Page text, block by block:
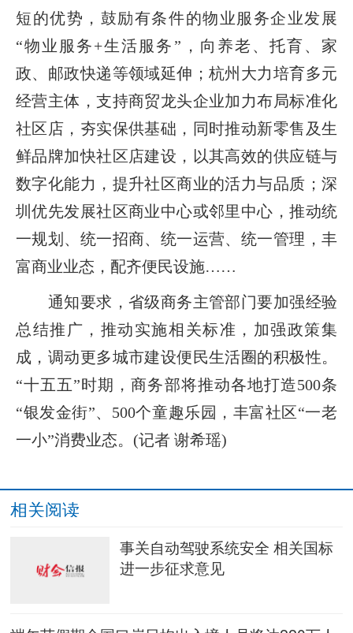
短的优势，鼓励有条件的物业服务企业发展
“物业服务+生活服务”，向养老、托育、家
政、邮政快递等领域延伸；杭州大力培育多元
经营主体，支持商贸龙头企业加力布局标准化
社区店，夯实保供基础，同时推动新零售及生
鲜品牌加快社区店建设，以其高效的供应链与
数字化能力，提升社区商业的活力与品质；深
圳优先发展社区商业中心或邻里中心，推动统
一规划、统一招商、统一运营、统一管理，丰
富商业业态，配齐便民设施……
通知要求，省级商务主管部门要加强经验
总结推广，推动实施相关标准，加强政策集
成，调动更多城市建设便民生活圈的积极性。
“十五五”时期，商务部将推动各地打造500条
“银发金街”、500个童趣乐园，丰富社区“一老
一小”消费业态。(记者 谢希瑶)
相关阅读
事关自动驾驶系统安全 相关国标
进一步征求意见